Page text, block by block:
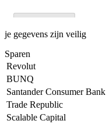
je gegevens zijn veilig
Sparen
Revolut
BUNQ
Santander Consumer Bank
Trade Republic
Scalable Capital